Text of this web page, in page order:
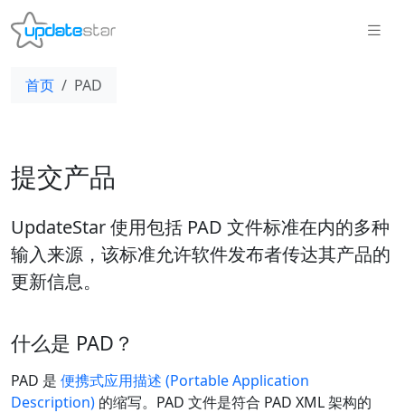
首页 PAD
提交产品
UpdateStar 使用包括 PAD 文件标准在内的多种
输入来源，该标准允许软件发布者传达其产品的
更新信息。
什么是 PAD？
PAD 是 便携式应用描述 (Portable Application
Description) 的缩写。PAD 文件是符合 PAD XML 架构的